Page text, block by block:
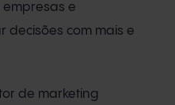
empresas e
decisões com mais e
de marketing